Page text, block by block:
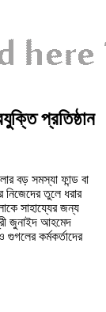
প্রতিষ্ঠান
বড় সমস্যা ফান্ড বা
তুলে ধরার
সাহায্যের জন্য
জুনাইদ আহমেদ
গুগলের কর্মকর্তাদের